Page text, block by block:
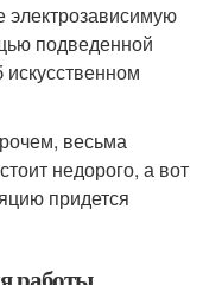
электрозависимую
подведенной
искусственном
весьма
недорого, а вот
придется